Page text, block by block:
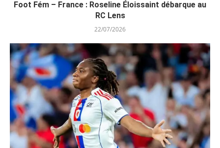
Foot Fém – France : Roseline Éloissaint débarque au
RC Lens
22/07/2026